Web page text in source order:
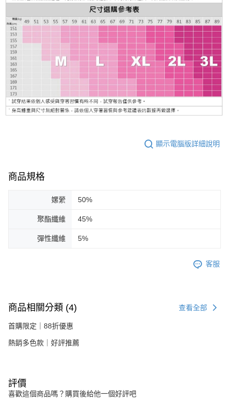
顯示電腦版詳細說明
商品規格
嫘縈 50%
聚酯纖維 45%
彈性纖維 5%
客服
商品相關分類 (4) 查看全部
首購限定｜88折優惠
熱銷多色款｜好評推薦
評價
喜歡這個商品嗎？購買後給他一個好評吧